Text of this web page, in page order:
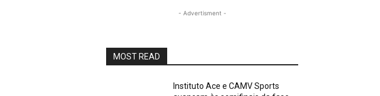
- Advertisment -
MOST READ
Instituto Ace e CAMV Sports